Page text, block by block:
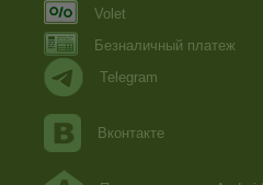
Volet
Безналичный платеж
Telegram
Вконтакте